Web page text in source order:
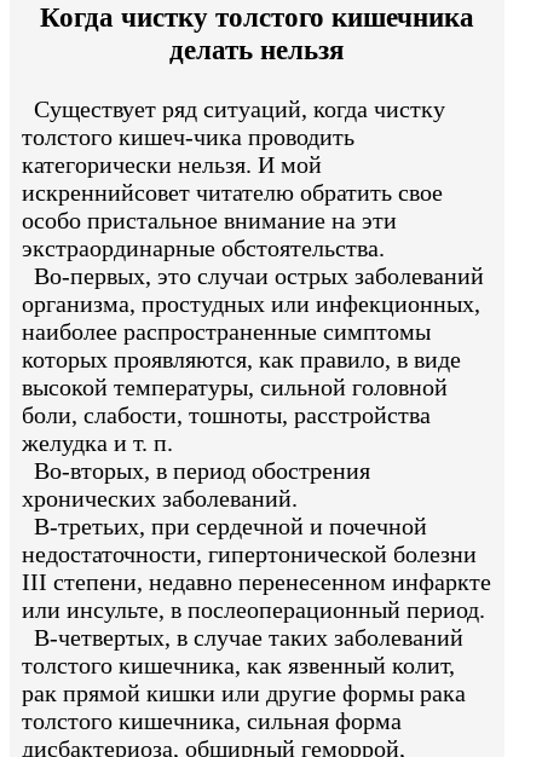
Когда чистку толстого кишечника
делать нельзя
Существует ряд ситуаций, когда чистку
толстого кишеч-чика проводить
категорически нельзя. И мой
искреннийсовет читателю обратить свое
особо пристальное внимание на эти
экстраординарные обстоятельства.
Во-первых, это случаи острых заболеваний
организма, простудных или инфекционных,
наиболее распространенные симптомы
которых проявляются, как правило, в виде
высокой температуры, сильной головной
боли, слабости, тошноты, расстройства
желудка и т. п.
Во-вторых, в период обострения
хронических заболеваний.
В-третьих, при сердечной и почечной
недостаточности, гипертонической болезни
III степени, недавно перенесенном инфаркте
или инсульте, в послеоперационный период.
В-четвертых, в случае таких заболеваний
толстого кишечника, как язвенный колит,
рак прямой кишки или другие формы рака
толстого кишечника, сильная форма
дисбактериоза, обширный геморрой,